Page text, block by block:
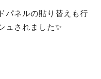
パネルの貼り替えも行
ュされました✨